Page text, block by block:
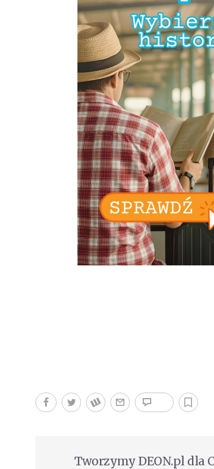
Tworzymy DEON.pl dla